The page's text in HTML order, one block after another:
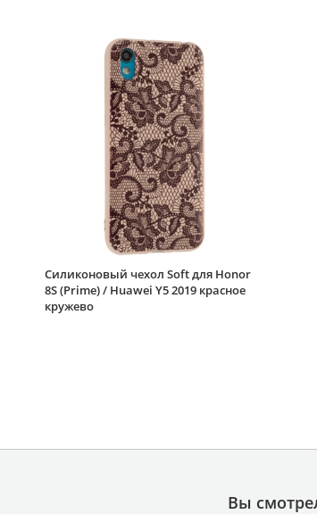
Силиконовый чехол Soft для Honor
8S (Prime) / Huawei Y5 2019 красное
кружево
Вы